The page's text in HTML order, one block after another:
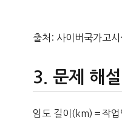
출처: 사이버국가고시
문제 해설
임도 길이(km)＝작업